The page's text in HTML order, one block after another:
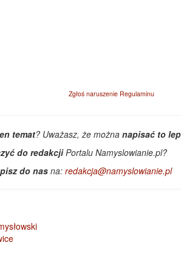
Zgłoś naruszenie Regulaminu
temat? Uważasz, że można napisać to
do redakcjiPortalu Namyslowianie.pl?
do nas na: redakcja@namyslowianie.pl